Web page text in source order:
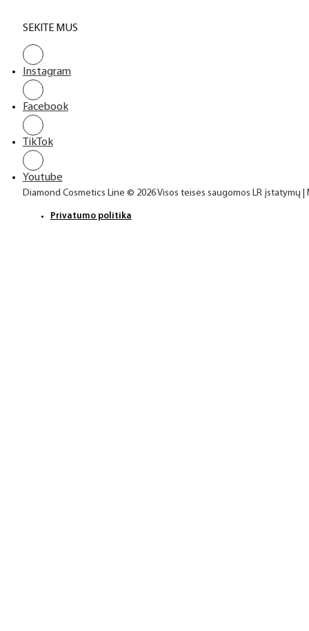
SEKITE MUS
Instagram
Facebook
TikTok
Youtube